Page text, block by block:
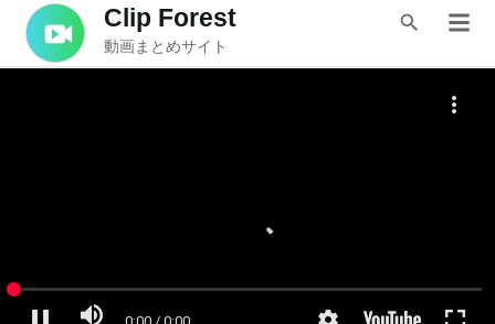
Clip Forest
動画まとめサイト